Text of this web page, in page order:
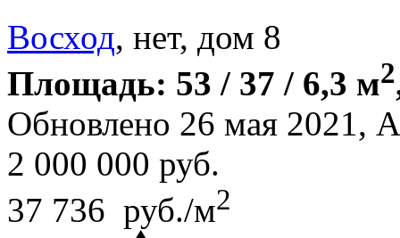
Восход, нет, дом 8
Площадь: 53 / 37 / 6,3 м2
Обновлено 26 мая 2021,
2 000 000 руб.
37 736 руб./м2